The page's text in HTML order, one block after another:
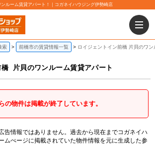
ルーム賃貸アパート！｜コガネイハウジング伊勢崎店
索 前橋市の賃貸情報一覧 ロイジェントイン前橋 片貝のワ
橋 片貝のワンルーム賃貸アパート
の物件は掲載が終了しています。
告情報ではありません。過去から現在までコガネイハ
ムぺージに掲載されていた物件情報を元に生成した参